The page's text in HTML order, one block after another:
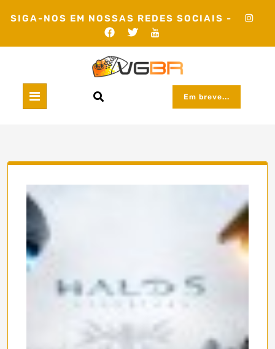
SIGA-NOS EM NOSSAS REDES SOCIAIS -
Em breve...